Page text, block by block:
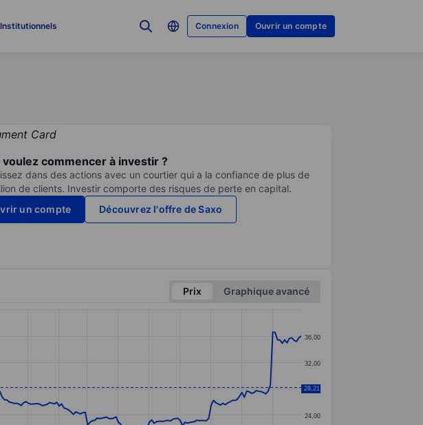
Institutionnels Connexion Ouvrir un compte
voulez commencer à investir ?
dans des actions avec un courtier qui a la confiance de plus de
de clients. Investir comporte des risques de perte en capital.
un compte
Découvrez l'offre de Saxo
Prix
Graphique avancé
24,00
28,00
32,00
36,00
28,21